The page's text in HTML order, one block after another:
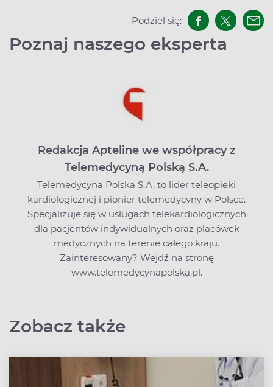
Podziel się:
Poznaj naszego eksperta
Redakcja Apteline we współpracy z
Telemedycyną Polską S.A.
Telemedycyna Polska S.A. to lider teleopieki
kardiologicznej i pionier telemedycyny w Polsce.
Specjalizuje się w usługach telekardiologicznych
dla pacjentów indywidualnych oraz placówek
medycznych na terenie całego kraju.
Zainteresowany? Wejdź na stronę
www.telemedycynapolska.pl.
Zobacz także